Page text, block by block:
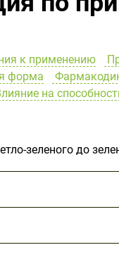
к применению
форма
на
зеленого до